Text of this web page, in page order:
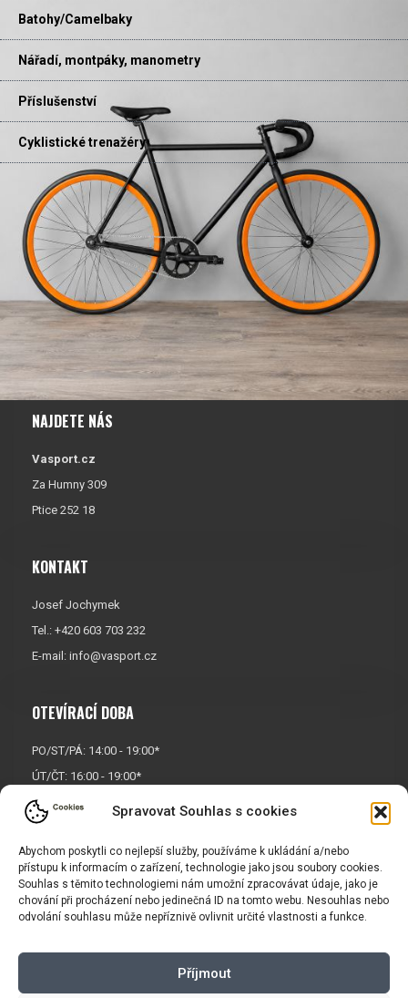
Spravovat Souhlas s cookies
Abychom poskytli co nejlepší služby, používáme k ukládání a/nebo
přístupu k informacím o zařízení, technologie jako jsou soubory cookies.
Souhlas s těmito technologiemi nám umožní zpracovávat údaje, jako je
chování při procházení nebo jedinečná ID na tomto webu. Nesouhlas nebo
odvolání souhlasu může nepříznivě ovlivnit určité vlastnosti a funkce.
Příjmout
Batohy/Camelbaky
Nářadí, montpáky, manometry
Příslušenství
Cyklistické trenažéry
NAJDETE NÁS
Vasport.cz
Za Humny 309
Ptice 252 18
KONTAKT
Josef Jochymek
Tel.: +420 603 703 232
E-mail: info@vasport.cz
OTEVÍRACÍ DOBA
PO/ST/PÁ: 14:00 - 19:00*
ÚT/ČT: 16:00 - 19:00*
Sobota: 9:00 - 17:00*
Neděle:
* Říjen, listopad a prosinec
OTEVŘENO POUZE
PO/ST/PÁ